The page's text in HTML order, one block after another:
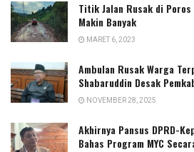
Titik Jalan Rusak di
Makin Banyak
MARET 6, 2023
Ambulan Rusak Warga
Shabaruddin Desak
NOVEMBER 28, 2025
Akhirnya Pansus DPRD-
Bahas Program MYC